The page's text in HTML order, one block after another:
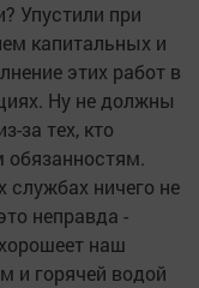
Упустили при
капитальных и
этих работ в
Ну не должны
за тех, кто
обязанностям.
службах ничего не
неправда -
наш
и горячей водой